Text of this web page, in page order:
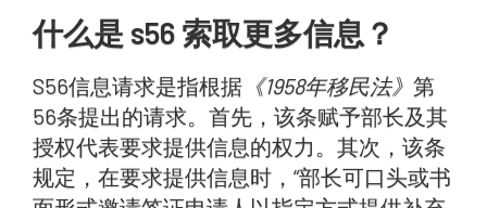
什么是 s56 索取更多信息？
S56信息请求是指根据 《1958年移民法》 第
56条提出的请求。首先，该条赋予部长及其
授权代表要求提供信息的权力。其次，该条
规定，在要求提供信息时，“部长可口头或书